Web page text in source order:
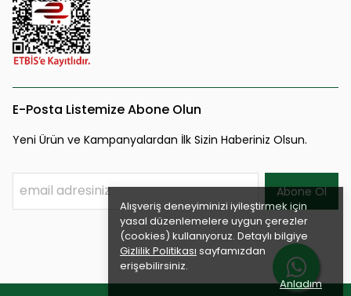
Alışveriş deneyiminizi iyileştirmek için
yasal düzenlemelere uygun çerezler
(cookies) kullanıyoruz. Detaylı bilgiye
Gizlilik Politikası sayfamızdan
erişebilirsiniz.
Anladım
E-Posta Listemize Abone Olun
Yeni Ürün ve Kampanyalardan İlk Sizin Haberiniz Olsun.
Abone Ol